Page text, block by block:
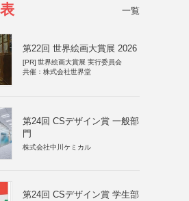
一覧
第22回 世界絵画大賞展 2026
[PR] 世界絵画大賞展 実行委員会
共催：株式会社世界堂
第24回 CSデザイン賞 一般部
門
株式会社中川ケミカル
第24回 CSデザイン賞 学生部